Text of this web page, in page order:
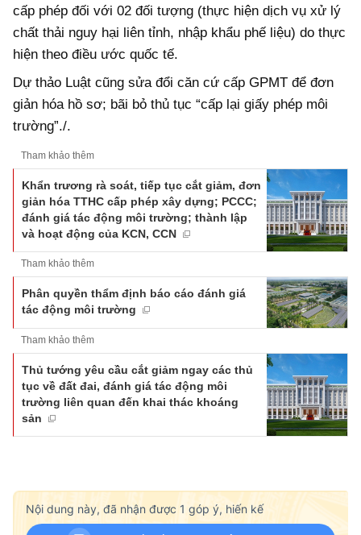
cấp phép đối với 02 đối tượng (thực hiện dịch vụ xử lý
chất thải nguy hại liên tỉnh, nhập khẩu phế liệu) do thực
hiện theo điều ước quốc tế.
Dự thảo Luật cũng sửa đổi căn cứ cấp GPMT để đơn
giản hóa hồ sơ; bãi bỏ thủ tục “cấp lại giấy phép môi
trường”./.
Tham khảo thêm
Khẩn trương rà soát, tiếp tục cắt giảm, đơn
giản hóa TTHC cấp phép xây dựng; PCCC;
đánh giá tác động môi trường; thành lập
và hoạt động của KCN, CCN
Tham khảo thêm
Phân quyền thẩm định báo cáo đánh giá
tác động môi trường
Tham khảo thêm
Thủ tướng yêu cầu cắt giảm ngay các thủ
tục về đất đai, đánh giá tác động môi
trường liên quan đến khai thác khoáng
sản
Nội dung này, đã nhận được 1 góp ý, hiến kế